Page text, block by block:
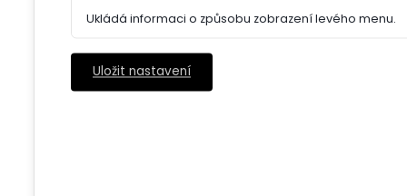
Ukládá informaci o způsobu zobrazení levého menu.
Uložit nastavení